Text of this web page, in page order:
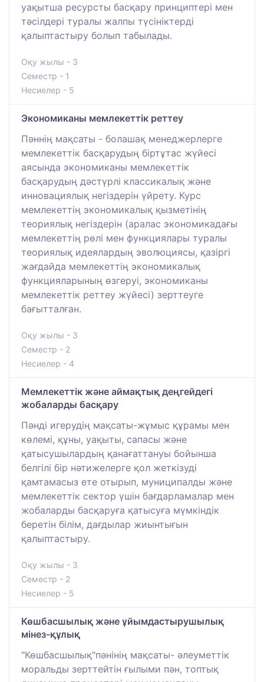
уақытша ресурсты басқару принциптері мен
тәсілдері туралы жалпы түсініктерді
қалыптастыру болып табылады.
Оқу жылы - 3
Семестр - 1
Несиелер - 5
Экономиканы мемлекеттік реттеу
Пәннің мақсаты - болашақ менеджерлерге
мемлекеттік басқарудың біртұтас жүйесі
аясында экономиканы мемлекеттік
басқарудың дәстүрлі классикалық және
инновациялық негіздерін үйрету. Курс
мемлекеттің экономикалық қызметінің
теориялық негіздерін (аралас экономикадағы
мемлекеттің рөлі мен функциялары туралы
теориялық идеялардың эволюциясы, қазіргі
жағдайда мемлекеттің экономикалық
функцияларының өзгеруі, экономиканы
мемлекеттік реттеу жүйесі) зерттеуге
бағытталған.
Оқу жылы - 3
Семестр - 2
Несиелер - 4
Мемлекеттік және аймақтық деңгейдегі
жобаларды басқару
Пәнді игерудің мақсаты-жұмыс құрамы мен
көлемі, құны, уақыты, сапасы және
қатысушылардың қанағаттануы бойынша
белгілі бір нәтижелерге қол жеткізуді
қамтамасыз ете отырып, муниципалды және
мемлекеттік сектор үшін бағдарламалар мен
жобаларды басқаруға қатысуға мүмкіндік
беретін білім, дағдылар жиынтығын
қалыптастыру.
Оқу жылы - 3
Семестр - 2
Несиелер - 5
Көшбасшылық және ұйымдастырушылық
мінез-құлық
"Көшбасшылық"пәнінің мақсаты- әлеуметтік
моральды зерттейтін ғылыми пән, топтық